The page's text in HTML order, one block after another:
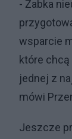
- Żabka
wsparcie
które
jednej z
mówi
Jeszcze